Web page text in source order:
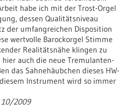
habe ich mit der Trost-Orgel
dessen Qualitätsniveau
der umfangreichen Disposition
wertvolle Barockorgel Stimme
Realitätsnähe klingen zu
auch die neue Tremulanten-
das Sahnehäubchen dieses HW-
Instrument wird so immer
10/2009